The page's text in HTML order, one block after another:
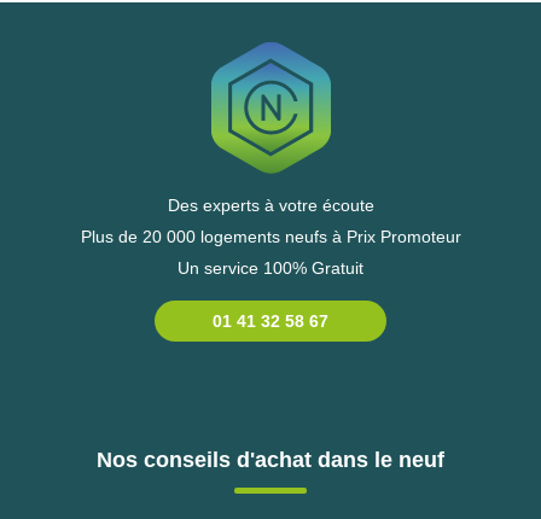
Des experts à votre écoute
Plus de 20 000 logements neufs à Prix Promoteur
Un service 100% Gratuit
01 41 32 58 67
Nos conseils d'achat dans le neuf